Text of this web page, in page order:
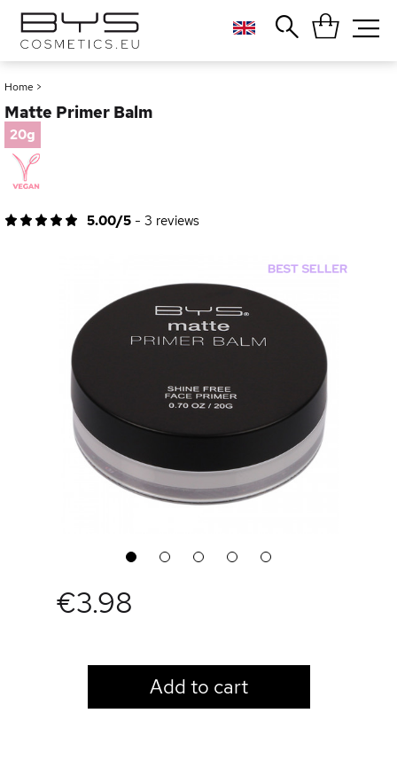
Home >
Matte Primer Balm
20g
5.00/5 - 3 reviews
1 2 3 4 5
€3.98
Add to cart
Close